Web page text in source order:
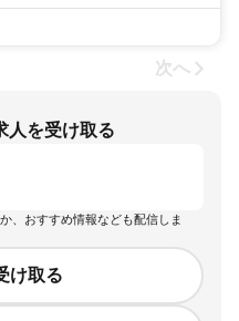
次へ
人を受け取る
、おすすめ情報なども配信しま
け取る